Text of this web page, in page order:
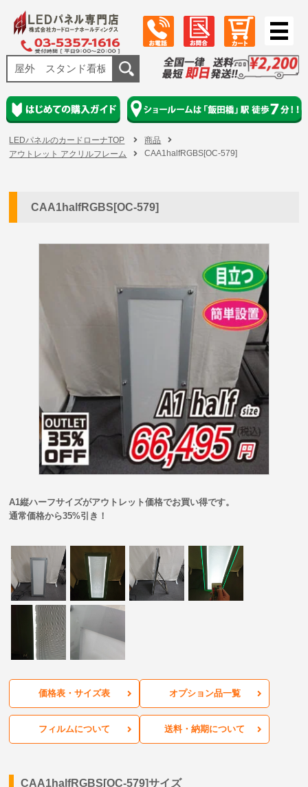
LEDパネルのカードローナTOP
商品
アウトレット アクリルフレーム
CAA1halfRGBS[OC-579]
CAA1halfRGBS[OC-579]
A1縦ハーフサイズがアウトレット価格でお買い得です。
通常価格から35%引き！
価格表・サイズ表 オプション品一覧
フィルムについて 送料・納期について
CAA1halfRGBS[OC-579]サイズ